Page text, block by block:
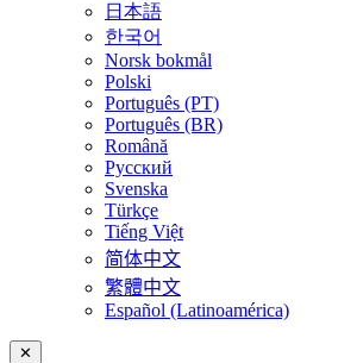
日本語
한국어
Norsk bokmål
Polski
Português (PT)
Português (BR)
Română
Русский
Svenska
Türkçe
Tiếng Việt
简体中文
繁體中文
Español (Latinoamérica)
✕